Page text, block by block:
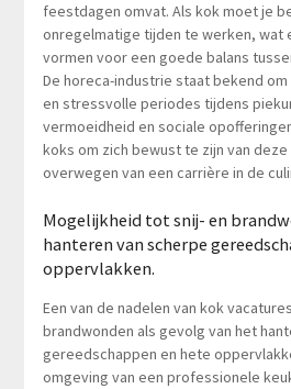
feestdagen omvat. Als kok moet je
onregelmatige tijden te werken, wat
vormen voor een goede balans
De horeca-industrie staat bekend
en stressvolle periodes tijdens
vermoeidheid en sociale
koks om zich bewust te zijn van
overwegen van een carrière in de
Mogelijkheid tot snij- en
hanteren van scherpe
oppervlakken.
Een van de nadelen van kok
brandwonden als gevolg van het
gereedschappen en hete
omgeving van een professionele